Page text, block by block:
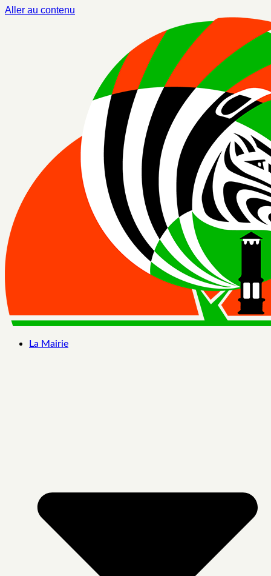
Aller au contenu
La Mairie